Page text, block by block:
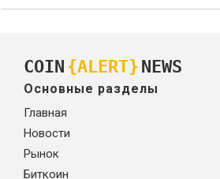
COIN {ALERT} NEWS
Основные разделы
Главная
Новости
Рынок
Биткоин